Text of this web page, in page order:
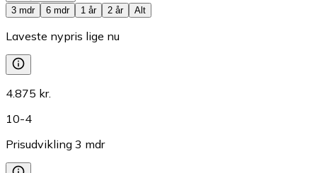
3 mdr
6 mdr 1 år 2 år Alt
Laveste nypris lige nu
4.875 kr.
10-4
Prisudvikling 3 mdr